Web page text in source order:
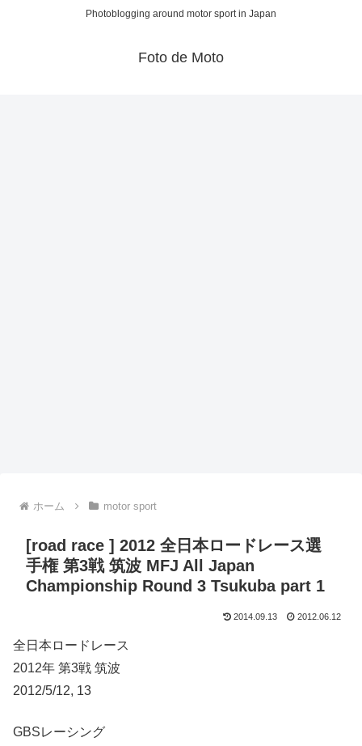
Photoblogging around motor sport in Japan
Foto de Moto
ホーム motor sport
[road race ] 2012 全日本ロードレース選
手権 第3戦 筑波 MFJ All Japan
Championship Round 3 Tsukuba part 1
2014.09.13 2012.06.12
全日本ロードレース
2012年 第3戦 筑波
2012/5/12, 13
GBSレーシング